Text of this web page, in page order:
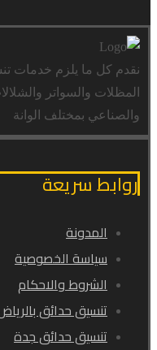
نقدم كل ما يلزم خدمات
المظلات والسواتر
والصناعي بمختلف الوانة
روابط سريعة
المدونة
سياسة الخصوصية
الشروط والاحكام
تنسيق حدائق
تنسيق حدائق جدة